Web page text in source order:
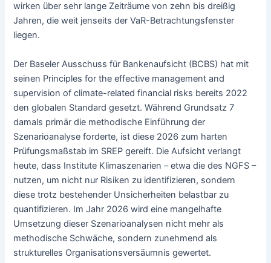
wirken über sehr lange Zeiträume von zehn bis dreißig
Jahren, die weit jenseits der VaR-Betrachtungsfenster
liegen.
Der Baseler Ausschuss für Bankenaufsicht (BCBS) hat mit
seinen Principles for the effective management and
supervision of climate-related financial risks bereits 2022
den globalen Standard gesetzt. Während Grundsatz 7
damals primär die methodische Einführung der
Szenarioanalyse forderte, ist diese 2026 zum harten
Prüfungsmaßstab im SREP gereift. Die Aufsicht verlangt
heute, dass Institute Klimaszenarien – etwa die des NGFS –
nutzen, um nicht nur Risiken zu identifizieren, sondern
diese trotz bestehender Unsicherheiten belastbar zu
quantifizieren. Im Jahr 2026 wird eine mangelhafte
Umsetzung dieser Szenarioanalysen nicht mehr als
methodische Schwäche, sondern zunehmend als
strukturelles Organisationsversäumnis gewertet.